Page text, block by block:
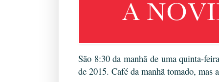
São 8:30 da manhã de uma quinta-
de 2015. Café da manhã tomado, mas